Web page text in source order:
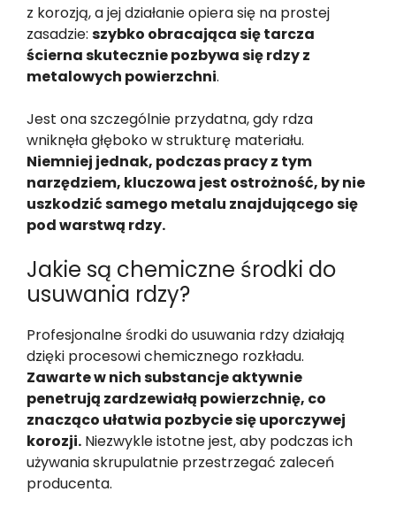
z korozją, a jej działanie opiera się na prostej
zasadzie: szybko obracająca się tarcza
ścierna skutecznie pozbywa się rdzy z
metalowych powierzchni.
Jest ona szczególnie przydatna, gdy rdza
wniknęła głęboko w strukturę materiału.
Niemniej jednak, podczas pracy z tym
narzędziem, kluczowa jest ostrożność, by nie
uszkodzić samego metalu znajdującego się
pod warstwą rdzy.
Jakie są chemiczne środki do
usuwania rdzy?
Profesjonalne środki do usuwania rdzy działają
dzięki procesowi chemicznego rozkładu.
Zawarte w nich substancje aktywnie
penetrują zardzewiałą powierzchnię, co
znacząco ułatwia pozbycie się uporczywej
korozji. Niezwykle istotne jest, aby podczas ich
używania skrupulatnie przestrzegać zaleceń
producenta.